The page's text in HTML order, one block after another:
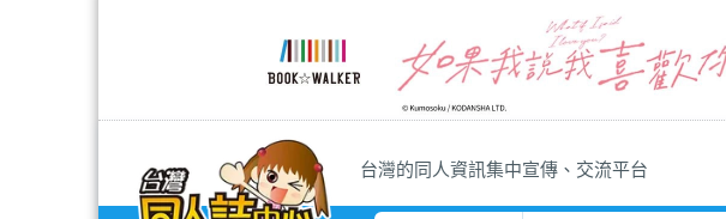
台灣的同人資訊集中宣傳、交流平台